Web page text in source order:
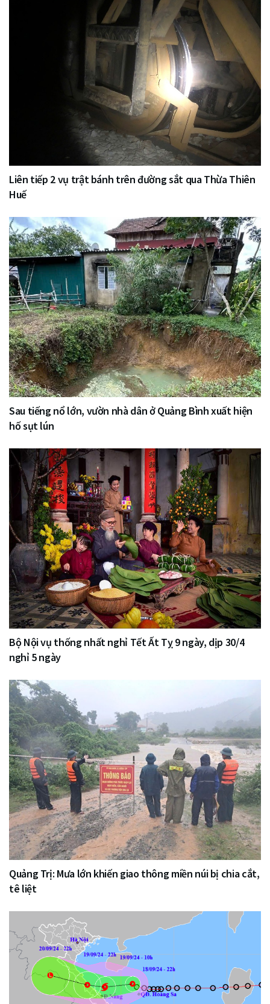
Liên tiếp 2 vụ trật bánh trên đường sắt qua Thừa Thiên
Huế
Sau tiếng nổ lớn, vườn nhà dân ở Quảng Bình xuất hiện
hố sụt lún
Bộ Nội vụ thống nhất nghỉ Tết Ất Tỵ 9 ngày, dịp 30/4
nghỉ 5 ngày
Quảng Trị: Mưa lớn khiến giao thông miền núi bị chia cắt,
tê liệt